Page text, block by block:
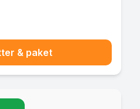
& paket